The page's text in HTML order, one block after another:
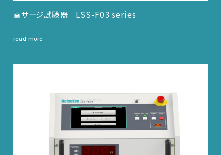
雷サージ試験器 LSS-F03 series
read more